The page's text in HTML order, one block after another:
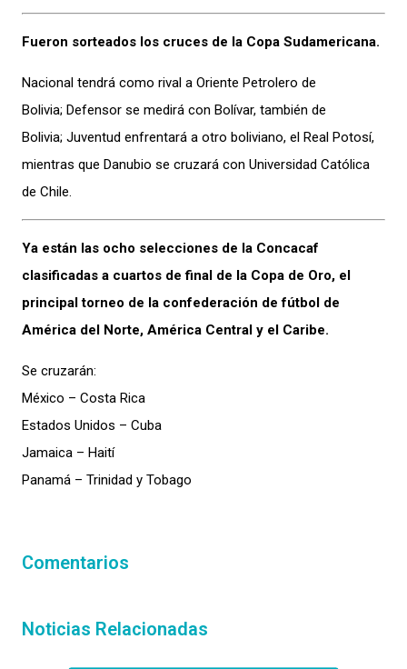
Fueron sorteados los cruces de la Copa Sudamericana.
Nacional tendrá como rival a Oriente Petrolero de
Bolivia; Defensor se medirá con Bolívar, también de
Bolivia; Juventud enfrentará a otro boliviano, el Real Potosí,
mientras que Danubio se cruzará con Universidad Católica
de Chile.
Ya están las ocho selecciones de la Concacaf
clasificadas a cuartos de final de la Copa de Oro, el
principal torneo de la confederación de fútbol de
América del Norte, América Central y el Caribe.
Se cruzarán:
México – Costa Rica
Estados Unidos – Cuba
Jamaica – Haití
Panamá – Trinidad y Tobago
Comentarios
Noticias Relacionadas